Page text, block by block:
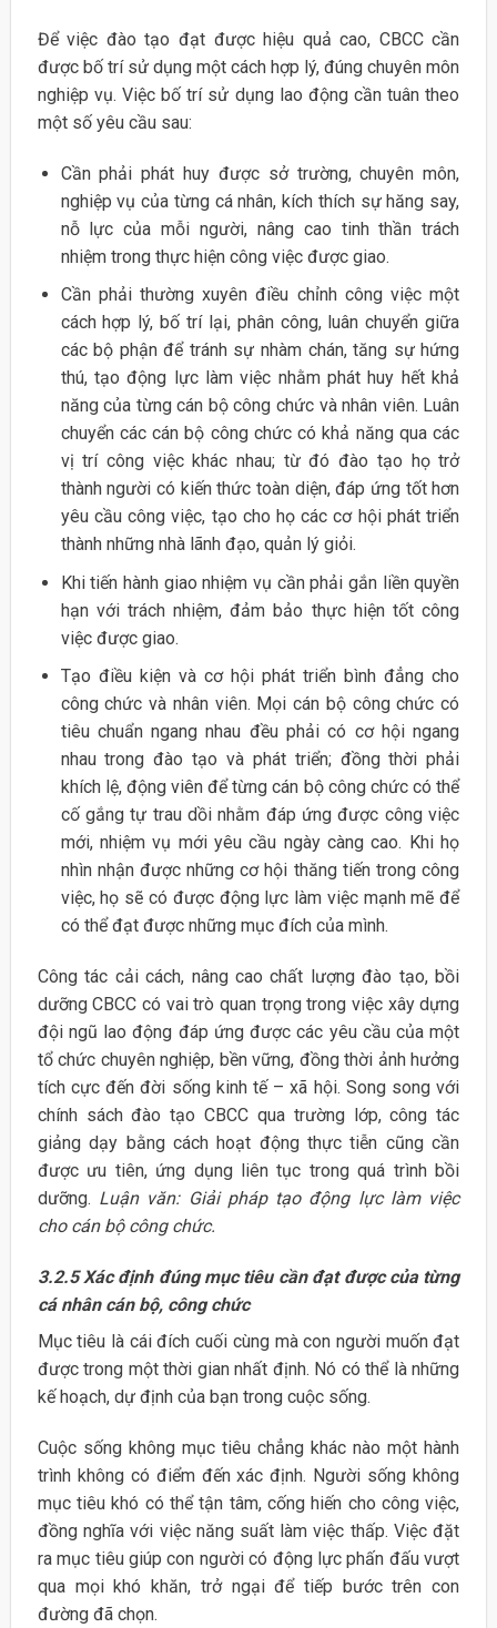
Để việc đào tạo đạt được hiệu quả cao, CBCC cần
được bố trí sử dụng một cách hợp lý, đúng chuyên môn
nghiệp vụ. Việc bố trí sử dụng lao động cần tuân theo
một số yêu cầu sau:
Cần phải phát huy được sở trường, chuyên môn,
nghiệp vụ của từng cá nhân, kích thích sự hăng say,
nỗ lực của mỗi người, nâng cao tinh thần trách
nhiệm trong thực hiện công việc được giao.
Cần phải thường xuyên điều chỉnh công việc một
cách hợp lý, bố trí lại, phân công, luân chuyển giữa
các bộ phận để tránh sự nhàm chán, tăng sự hứng
thú, tạo động lực làm việc nhằm phát huy hết khả
năng của từng cán bộ công chức và nhân viên. Luân
chuyển các cán bộ công chức có khả năng qua các
vị trí công việc khác nhau; từ đó đào tạo họ trở
thành người có kiến thức toàn diện, đáp ứng tốt hơn
yêu cầu công việc, tạo cho họ các cơ hội phát triển
thành những nhà lãnh đạo, quản lý giỏi.
Khi tiến hành giao nhiệm vụ cần phải gắn liền quyền
hạn với trách nhiệm, đảm bảo thực hiện tốt công
việc được giao.
Tạo điều kiện và cơ hội phát triển bình đẳng cho
công chức và nhân viên. Mọi cán bộ công chức có
tiêu chuẩn ngang nhau đều phải có cơ hội ngang
nhau trong đào tạo và phát triển; đồng thời phải
khích lệ, động viên để từng cán bộ công chức có thể
cố gắng tự trau dồi nhằm đáp ứng được công việc
mới, nhiệm vụ mới yêu cầu ngày càng cao. Khi họ
nhìn nhận được những cơ hội thăng tiến trong công
việc, họ sẽ có được động lực làm việc mạnh mẽ để
có thể đạt được những mục đích của mình.
Công tác cải cách, nâng cao chất lượng đào tạo, bồi
dưỡng CBCC có vai trò quan trọng trong việc xây dựng
đội ngũ lao động đáp ứng được các yêu cầu của một
tổ chức chuyên nghiệp, bền vững, đồng thời ảnh hưởng
tích cực đến đời sống kinh tế – xã hội. Song song với
chính sách đào tạo CBCC qua trường lớp, công tác
giảng dạy bằng cách hoạt động thực tiễn cũng cần
được ưu tiên, ứng dụng liên tục trong quá trình bồi
dưỡng. Luận văn: Giải pháp tạo động lực làm việc
cho cán bộ công chức.
3.2.5 Xác định đúng mục tiêu cần đạt được của từng
cá nhân cán bộ, công chức
Mục tiêu là cái đích cuối cùng mà con người muốn đạt
được trong một thời gian nhất định. Nó có thể là những
kế hoạch, dự định của bạn trong cuộc sống.
Cuộc sống không mục tiêu chẳng khác nào một hành
trình không có điểm đến xác định. Người sống không
mục tiêu khó có thể tận tâm, cống hiến cho công việc,
đồng nghĩa với việc năng suất làm việc thấp. Việc đặt
ra mục tiêu giúp con người có động lực phấn đấu vượt
qua mọi khó khăn, trở ngại để tiếp bước trên con
đường đã chọn.